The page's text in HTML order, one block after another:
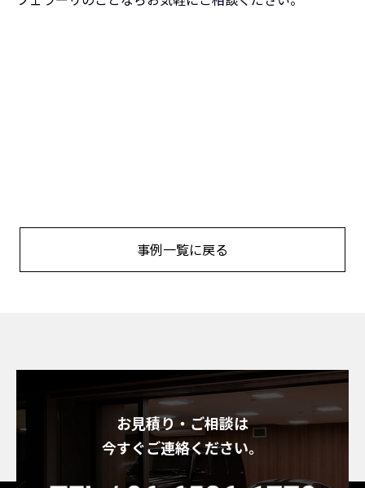
事例一覧に戻る
お見積り・ご相談は
今すぐご連絡ください。